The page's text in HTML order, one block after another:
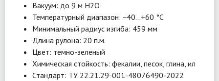
Вакуум: до 9 м Н2О
Температурный диапазон: −40…+60 °C
Минимальный радиус изгиба: 459 мм
Длина рулона: 20 п.м.
Цвет: темно-зеленый
Химическая стойкость: фекалии, песок, глина, ил
Стандарт: ТУ 22.21.29-001-48076490-2022